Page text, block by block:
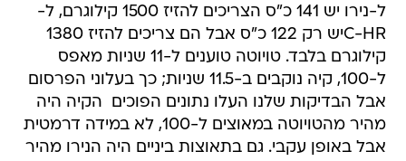
ל-נירו יש 141 כ"ס הצריכים להזיז 1500 קילוגרם, ל-
C-HRיש רק 122 כ"ס אבל הם צריכים להזיז 1380
קילוגרם בלבד. טויוטה טוענים ל-11 שניות מאפס
ל-100, קיה נוקבים ב-11.5 שניות; כך בעלוני הפרסום
אבל הבדיקות שלנו העלו נתונים הפוכים  הקיה היה
מהיר מהטויוטה במאוצים ל-100, לא במידה דרמטית
אבל באופן עקבי. גם בתאוצות ביניים היה הנירו מהיר